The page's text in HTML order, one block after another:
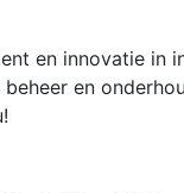
en innovatie in
en